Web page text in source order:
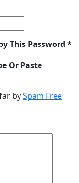
This Password *
Or Paste
bySpam Free